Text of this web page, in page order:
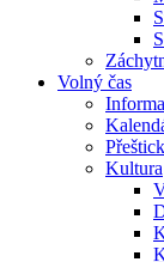
Volný čas
Kultura